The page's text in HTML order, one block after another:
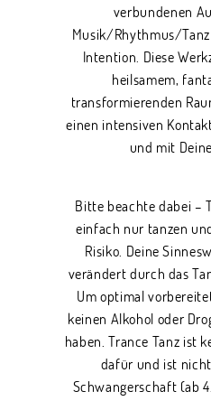
verbundenen
Musik/Rhythmus/
Intention. Diese
heilsamem,
transformierenden
einen intensiven
und mit
Bitte beachte dabei –
einfach nur tanzen
Risiko. Deine
verändert durch das
Um optimal
keinen Alkohol oder
haben. Trance Tanz ist
dafür und ist
Schwangerschaft (ab